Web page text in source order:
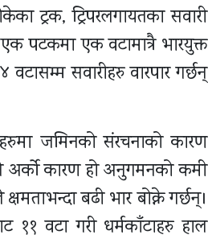
ट्रक, ट्रिपरलगायतका सवारी
पटकमा एक वटामात्रै भारयुक्त
वटासम्म सवारीहरु वारपार गर्छन्
जमिनको संरचनाको कारण
अर्को कारण हो अनुगमनको कमी
बढी भार बोक्ने गर्छन्।
११ वटा गरी धर्मकाँटाहरु हाल